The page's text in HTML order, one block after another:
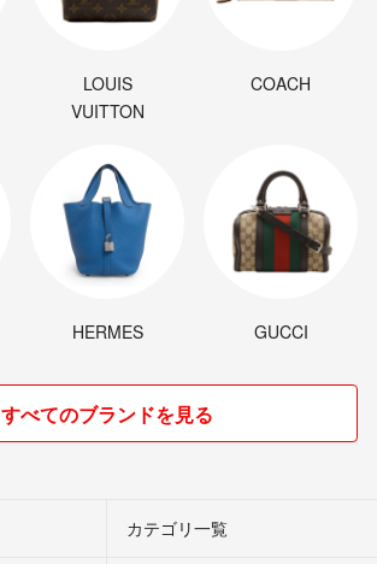
LOUIS
VUITTON
COACH
HERMES GUCCI
すべてのブランドを見る
カテゴリ一覧